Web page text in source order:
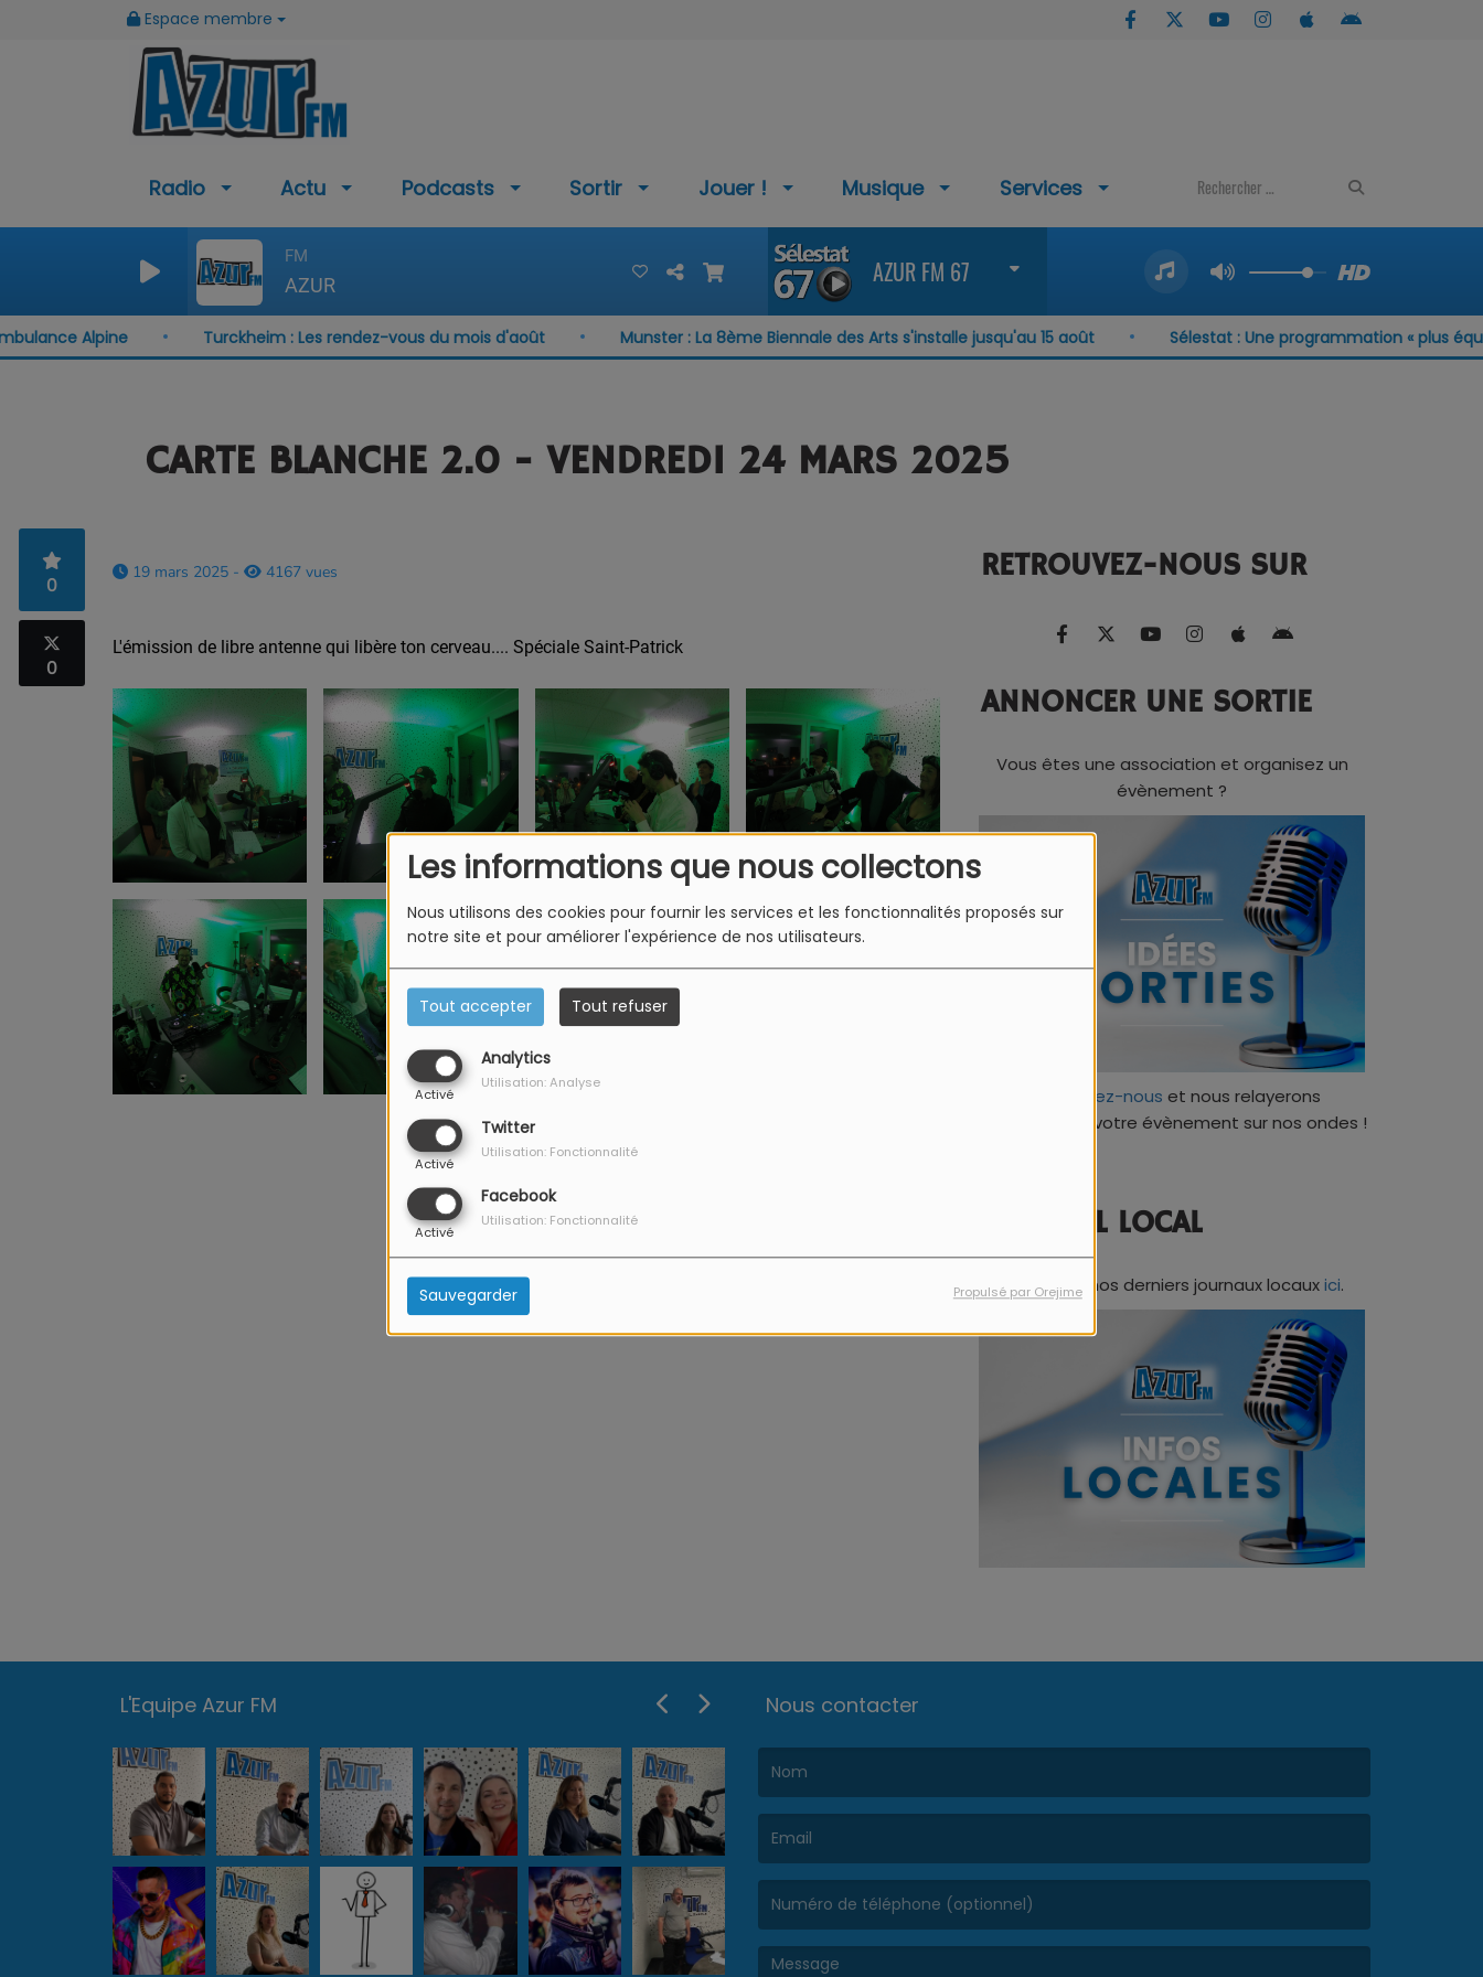
Les informations que nous collectons
Nous utilisons des cookies pour fournir les services et les fonctionnalités proposés sur
notre site et pour améliorer l'expérience de nos utilisateurs.
Tout accepter Tout refuser
Analytics
Activé
Utilisation: Analyse
Twitter
Activé
Utilisation: Fonctionnalité
Facebook
Activé
Utilisation: Fonctionnalité
Sauvegarder Propulsé par Orejime
Espace membre
Radio Actu Podcasts Sortir Jouer ! Musique Services
FM
AZUR AZUR FM 67
Alpine Turckheim : Les rendez-vous du mois d'août Munster : La 8ème Biennale des Arts s'installe jusqu'au 15 août Sélestat : Une programmation « plus
CARTE BLANCHE 2.0 - VENDREDI 24 MARS 2025
0
0
19 mars 2025 - 4167 vues
L'émission de libre antenne qui libère ton cerveau.... Spéciale Saint-Patrick
RETROUVEZ-NOUS SUR
ANNONCER UNE SORTIE
Vous êtes une association et organisez un
évènement ?
Contactez-nous et nous relayerons
gratuitement votre évènement sur nos ondes !
JOURNAL LOCAL
Retrouvez nos derniers journaux locauxici.
L'Equipe Azur FM Nous contacter